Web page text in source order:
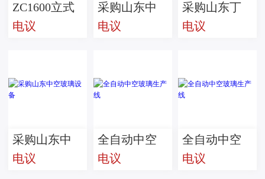
ZC1600立式
中空玻璃生
电议
采购山东中
空玻璃生产
电议
采购山东丁
基胶涂布机
电议
采购山东中
空玻璃设备
电议
全自动中空
玻璃生产线
电议
全自动中空
玻璃生产线
电议